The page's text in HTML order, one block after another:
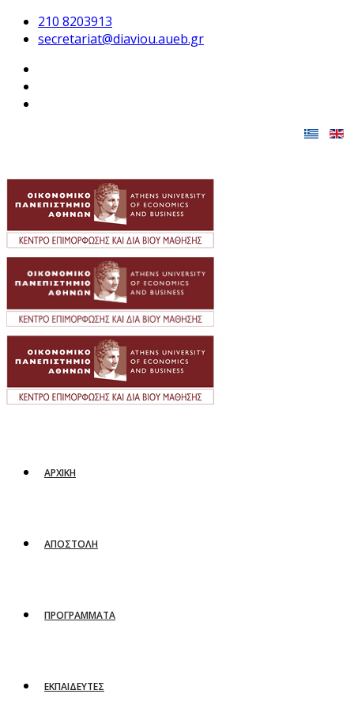
210 8203913
secretariat@diaviou.aueb.gr
ΑΡΧΙΚΗ
ΑΠΟΣΤΟΛΗ
ΠΡΟΓΡΑΜΜΑΤΑ
ΕΚΠΑΙΔΕΥΤΕΣ